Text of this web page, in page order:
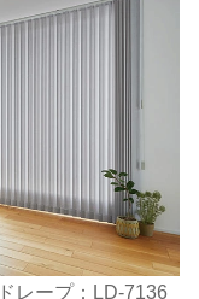
レープ：LD-7136